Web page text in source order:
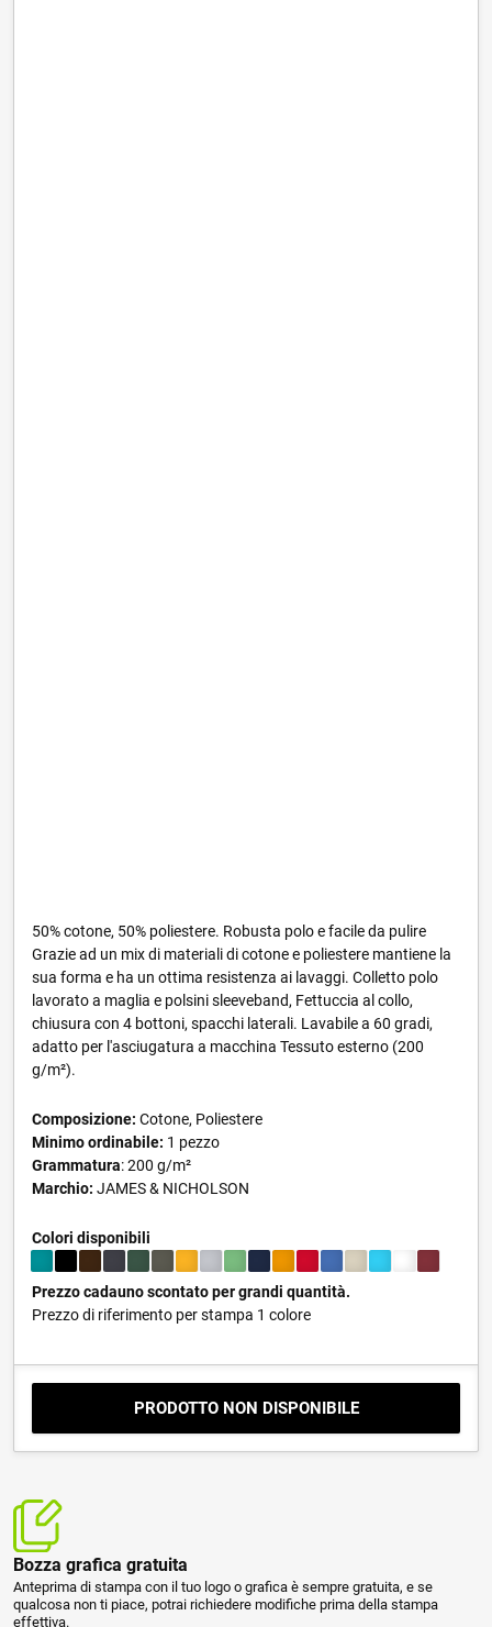
50% cotone, 50% poliestere. Robusta polo e facile da pulire
Grazie ad un mix di materiali di cotone e poliestere mantiene la
sua forma e ha un ottima resistenza ai lavaggi. Colletto polo
lavorato a maglia e polsini sleeveband, Fettuccia al collo,
chiusura con 4 bottoni, spacchi laterali. Lavabile a 60 gradi,
adatto per l'asciugatura a macchina Tessuto esterno (200
g/m²).
Composizione: Cotone, Poliestere
Minimo ordinabile: 1 pezzo
Grammatura: 200 g/m²
Marchio: JAMES & NICHOLSON
Colori disponibili
Prezzo cadauno scontato per grandi quantità.
Prezzo di riferimento per stampa 1 colore
PRODOTTO NON DISPONIBILE
Bozza grafica gratuita
Anteprima di stampa con il tuo logo o grafica è sempre gratuita, e se
qualcosa non ti piace, potrai richiedere modifiche prima della stampa
effettiva.